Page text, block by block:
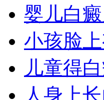
婴儿白
小孩脸
儿童得
人身上